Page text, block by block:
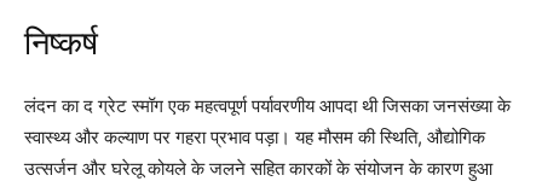
निष्कर्ष
लंदन का द ग्रेट स्मॉग एक महत्वपूर्ण पर्यावरणीय आपदा थी जिसका जनसंख्या के
स्वास्थ्य और कल्याण पर गहरा प्रभाव पड़ा। यह मौसम की स्थिति, औद्योगिक
उत्सर्जन और घरेलू कोयले के जलने सहित कारकों के संयोजन के कारण हुआ